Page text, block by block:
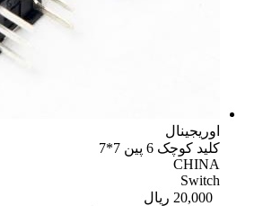
اوریجینال
کلید کوچک 6 پین 7*7
CHINA
Switch
20,000 ریال